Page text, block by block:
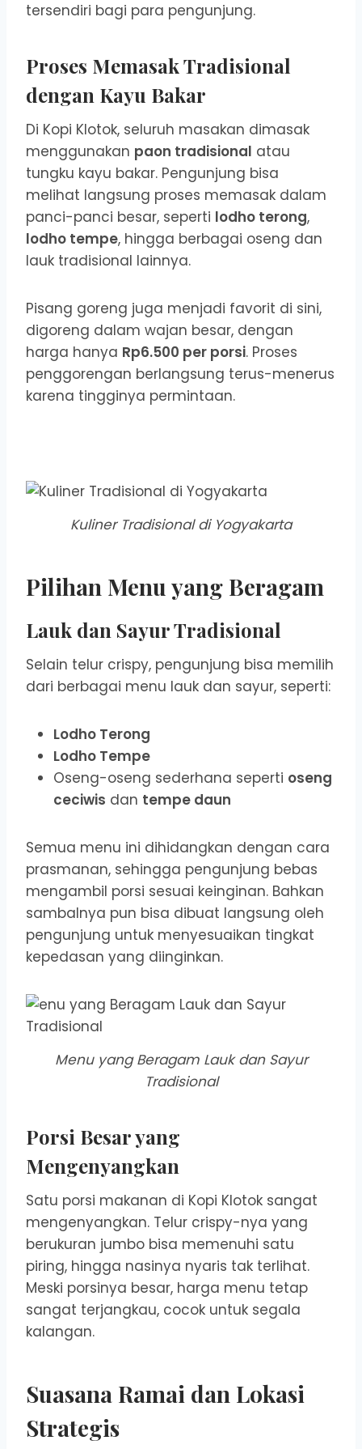
tersendiri bagi para pengunjung.
Proses Memasak Tradisional
dengan Kayu Bakar
Di Kopi Klotok, seluruh masakan dimasak
menggunakan paon tradisional atau
tungku kayu bakar. Pengunjung bisa
melihat langsung proses memasak dalam
panci-panci besar, seperti lodho terong,
lodho tempe, hingga berbagai oseng dan
lauk tradisional lainnya.
Pisang goreng juga menjadi favorit di sini,
digoreng dalam wajan besar, dengan
harga hanya Rp6.500 per porsi. Proses
penggorengan berlangsung terus-menerus
karena tingginya permintaan.
Kuliner Tradisional di Yogyakarta
Pilihan Menu yang Beragam
Lauk dan Sayur Tradisional
Selain telur crispy, pengunjung bisa memilih
dari berbagai menu lauk dan sayur, seperti:
Lodho Terong
Lodho Tempe
Oseng-oseng sederhana seperti oseng
ceciwis dan tempe daun
Semua menu ini dihidangkan dengan cara
prasmanan, sehingga pengunjung bebas
mengambil porsi sesuai keinginan. Bahkan
sambalnya pun bisa dibuat langsung oleh
pengunjung untuk menyesuaikan tingkat
kepedasan yang diinginkan.
Menu yang Beragam Lauk dan Sayur
Tradisional
Porsi Besar yang
Mengenyangkan
Satu porsi makanan di Kopi Klotok sangat
mengenyangkan. Telur crispy-nya yang
berukuran jumbo bisa memenuhi satu
piring, hingga nasinya nyaris tak terlihat.
Meski porsinya besar, harga menu tetap
sangat terjangkau, cocok untuk segala
kalangan.
Suasana Ramai dan Lokasi
Strategis